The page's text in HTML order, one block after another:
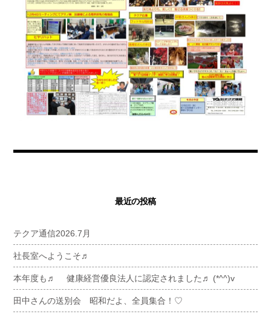
最近の投稿
テクア通信2026.7月
社長室へようこそ♬
本年度も♬ 健康経営優良法人に認定されました♬ (*^^)v
田中さんの送別会 昭和だよ、全員集合！♡